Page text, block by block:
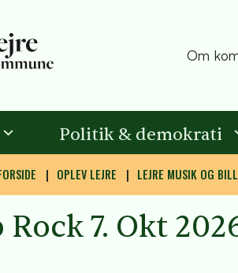
Om
Politik & demokrati
OPLEV LEJRE LEJRE MUSIK OG
7. Okt